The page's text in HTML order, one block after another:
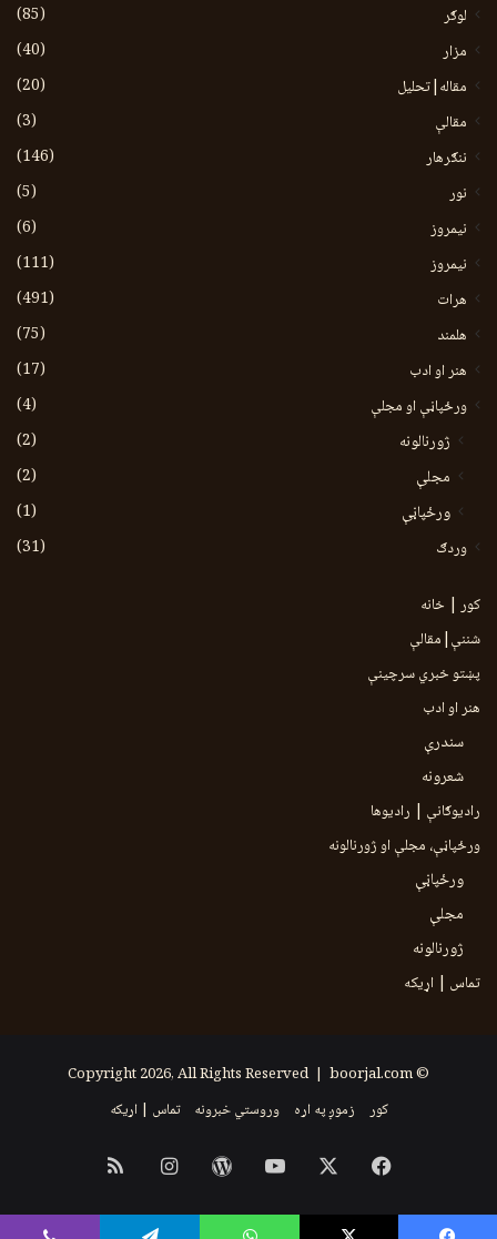
لوګر
(85)
مزار
(40)
مقاله|تحلیل
(20)
مقالې
(3)
ننګرهار
(146)
نور
(5)
نيمروز
(6)
نیمروز
(111)
هرات
(491)
هلمند
(75)
هنر او ادب
(17)
ورځپاڼې او مجلې
(4)
ژورنالونه
(2)
مجلې
(2)
ورځپاڼې
(1)
وردګ
(31)
کور | خانه
شننې|مقالې
پښتو خبري سرچينې
هنر او ادب
سندرې
شعرونه
رادیوګانې | رادیوها
ورځپاڼې، مجلې او ژورنالونه
ورځپاڼې
مجلې
ژورنالونه
تماس | اړیکه
© Copyright 2026, All Rights Reserved |
boorjal.com
کور
زموږ په اړه وروستي خبرونه تماس | اړیکه
Facebook
YouTube
WordPress
Instagram
RSS